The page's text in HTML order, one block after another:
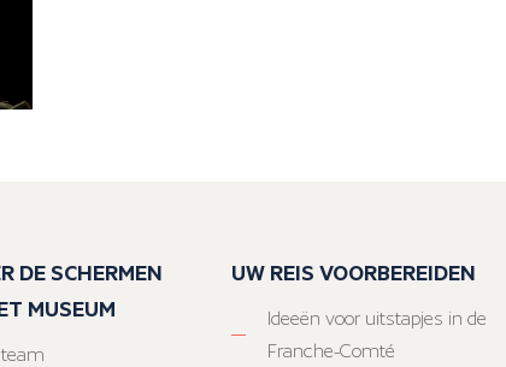
DE SCHERMEN
MUSEUM
UW REIS VOORBEREIDEN
Ideeën voor uitstapjes in de
Franche-Comté